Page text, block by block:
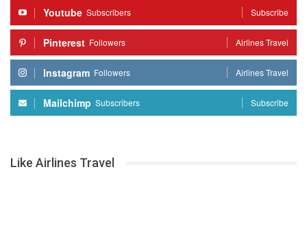
Youtube Subscribers Subscribe
Pinterest Followers Airlines Travel
Instagram Followers Airlines Travel
Mailchimp Subscribers Subscribe
Like Airlines Travel